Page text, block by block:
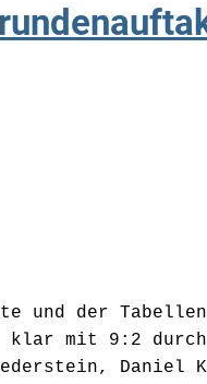
der
klar mit 9:2